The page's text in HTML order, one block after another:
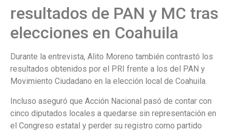
resultados de PAN y MC tras
elecciones en Coahuila
Durante la entrevista, Alito Moreno también contrastó los
resultados obtenidos por el PRI frente a los del PAN y
Movimiento Ciudadano en la elección local de Coahuila.
Incluso aseguró que Acción Nacional pasó de contar con
cinco diputados locales a quedarse sin representación en
el Congreso estatal y perder su registro como partido